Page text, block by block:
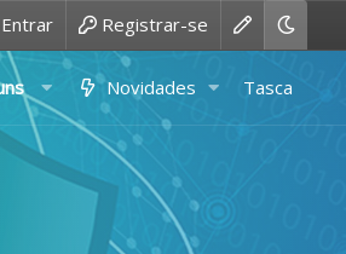
Entrar Registrar-se
Novidades Tasca